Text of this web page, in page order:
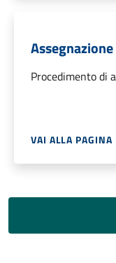
Procedimento di
VAI ALLA PAGINA